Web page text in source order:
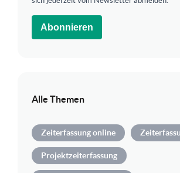
Abonnieren
Alle Themen
Zeiterfassung online
Projektzeiterfassung